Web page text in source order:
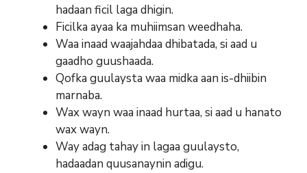
hadaan ficil laga dhigin.
Ficilka ayaa ka muhiimsan weedhaha.
Waa inaad waajahdaa dhibatada, si aad u
gaadho guushaada.
Qofka guulaysta waa midka aan is-dhiibin
marnaba.
Wax wayn waa inaad hurtaa, si aad u hanato
wax wayn.
Way adag tahay in lagaa guulaysto,
hadaadan quusanaynin adigu.